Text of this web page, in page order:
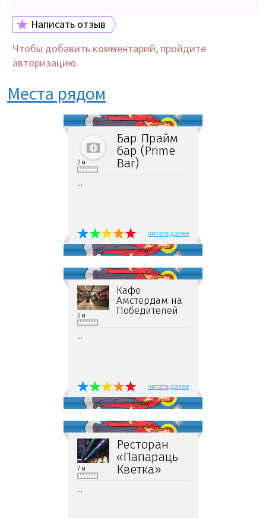
Написать отзыв
Чтобы добавить комментарий, пройдите
авторизацию.
Места рядом
Бар Прайм
бар (Prime
Bar)
2 м
...
читать далее
Кафе
Амстердам на
Победителей
5 м
...
читать далее
Ресторан
«Папараць
Кветка»
7 м
...